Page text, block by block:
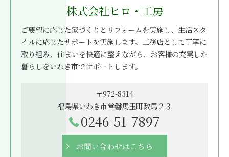
株式会社ヒロ・工房
ご要望に応じた家づくりとリフォームを実施し、生活スタ
イルに応じたサポートを実施します。工務店として丁寧に
取り組み、住まいを快適に整えながら、お客様の充実した
暮らしをいわき市でサポートします。
〒972-8314
福島県いわき市常磐馬玉町数馬２３
0246-51-7897
お問い合わせはこちら